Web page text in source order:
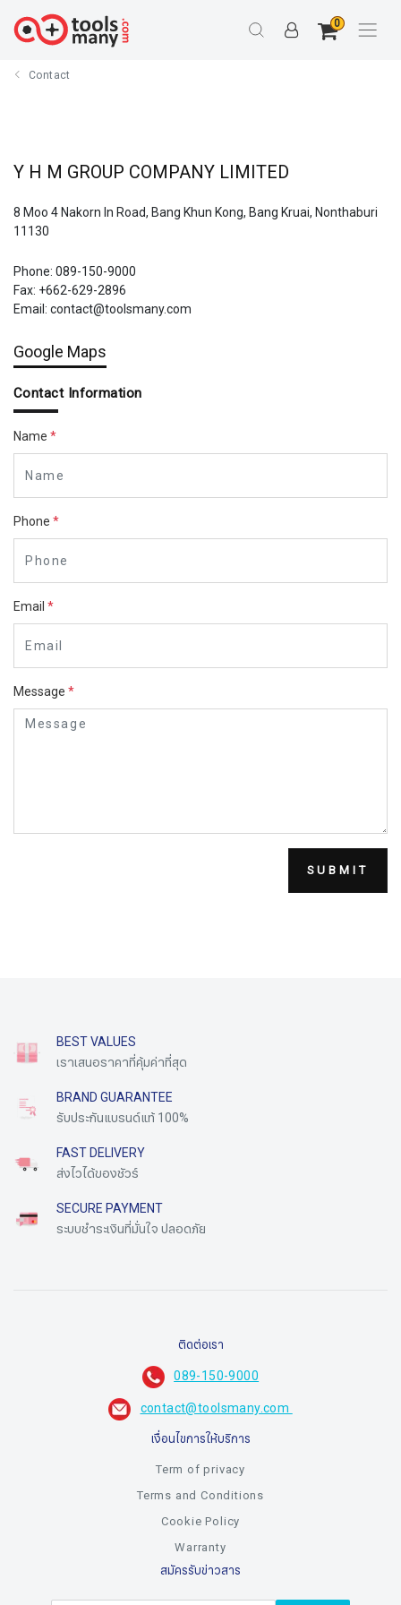
0
Contact
Y H M GROUP COMPANY LIMITED
8 Moo 4 Nakorn In Road, Bang Khun Kong, Bang Kruai, Nonthaburi
11130
Phone: 089-150-9000
Fax: +662-629-2896
Email: contact@toolsmany.com
Google Maps
Contact Information
Name*
Phone*
Email*
Message*
SUBMIT
BEST VALUES
เราเสนอราคาที่คุ้มค่าที่สุด
BRAND GUARANTEE
รับประกันแบรนด์แท้ 100%
FAST DELIVERY
ส่งไวได้ของชัวร์
SECURE PAYMENT
ระบบชำระเงินที่มั่นใจ ปลอดภัย​
ติดต่อเรา
089-150-9000
​​​​​​​contact@toolsmany.com ​​​​​​​
เงื่อนไขการให้บริการ
Term of privacy
Terms and Conditions
Cookie Policy
Warranty
สมัครรับข่าวสาร
Sign me up for emails